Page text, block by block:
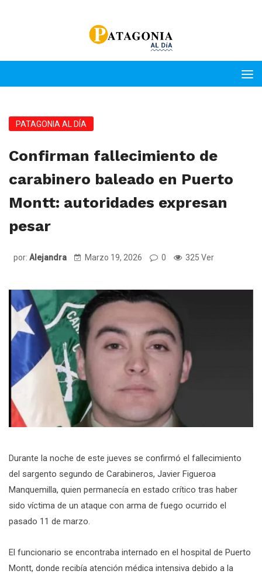
PATAGONIA AL DÍA
Confirman fallecimiento de
carabinero baleado en Puerto
Montt: autoridades expresan
pesar
por: Alejandra Marzo 19, 2026 0 325 Ver
Durante la noche de este jueves se confirmó el fallecimiento
del sargento segundo de Carabineros, Javier Figueroa
Manquemilla, quien permanecía en estado crítico tras haber
sido víctima de un ataque con arma de fuego ocurrido el
pasado 11 de marzo.
El funcionario se encontraba internado en el hospital de Puerto
Montt, donde recibía atención médica intensiva debido a la